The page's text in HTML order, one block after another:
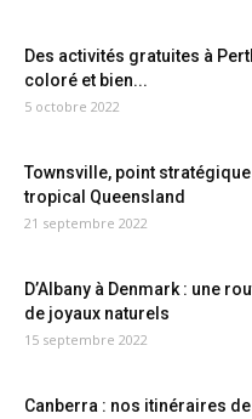
Des activités gratuites à
coloré et bien...
5 octobre 2022
Townsville, point
tropical Queensland
21 septembre 2022
D’Albany à Denmark : une
de joyaux naturels
15 septembre 2022
Canberra : nos itinéraires